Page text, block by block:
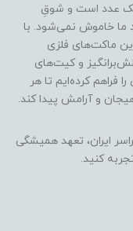
یک عدد است و شوقِ
ما خاموش نمی‌شود. با
ماکت‌های فلزی
و کیت‌های
کرده‌ایم تا هر
و آرامش پیدا کند.
ایران، تعهد همیشگی
کنید.